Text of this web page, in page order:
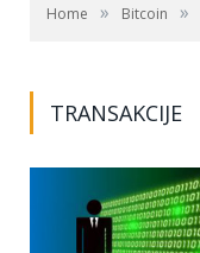
Home » Bitcoin »
TRANSAKCIJE